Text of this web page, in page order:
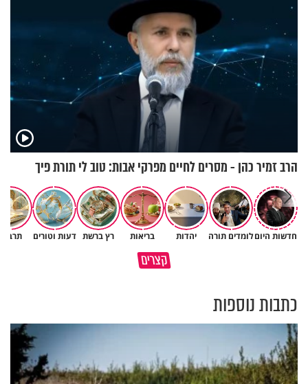
הרב זמיר כהן - מסרים לחיים מפרקי אבות: טוב לי תורת פיך
חדשות היוםלומדים תורה יהדות בריאות רץ ברשת דעות וטורים
קצרים
תעצום לרגע את העינים ותגיד
עם קטן שמצליח לשאת תורה
כתבות נוספות